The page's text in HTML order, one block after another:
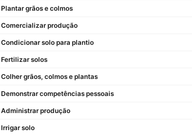
Plantar grãos e colmos
Comercializar produção
Condicionar solo para plantio
Fertilizar solos
Colher grãos, colmos e plantas
Demonstrar competências pessoais
Administrar produção
Irrigar solo